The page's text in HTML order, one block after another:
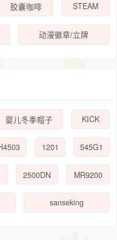
胶囊咖啡 STEAM
动漫徽章/立牌
婴儿冬季帽子 KICK
1201 545G1
2500DN MR9200
sanseking